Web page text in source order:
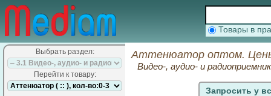
Товары в
Выбрать раздел:
Перейти к товару:
Аттенюатор оптом.
Видео-, аудио- и
Запросить у